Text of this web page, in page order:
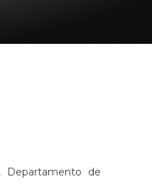
Departamento de